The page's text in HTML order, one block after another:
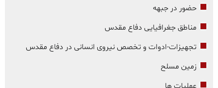
حضور در جبهه
مناطق جغرافیایی دفاع مقدس
تجهیزات-ادوات و تخصص نیروی انسانی در دفاع مقدس
زمین مسلح